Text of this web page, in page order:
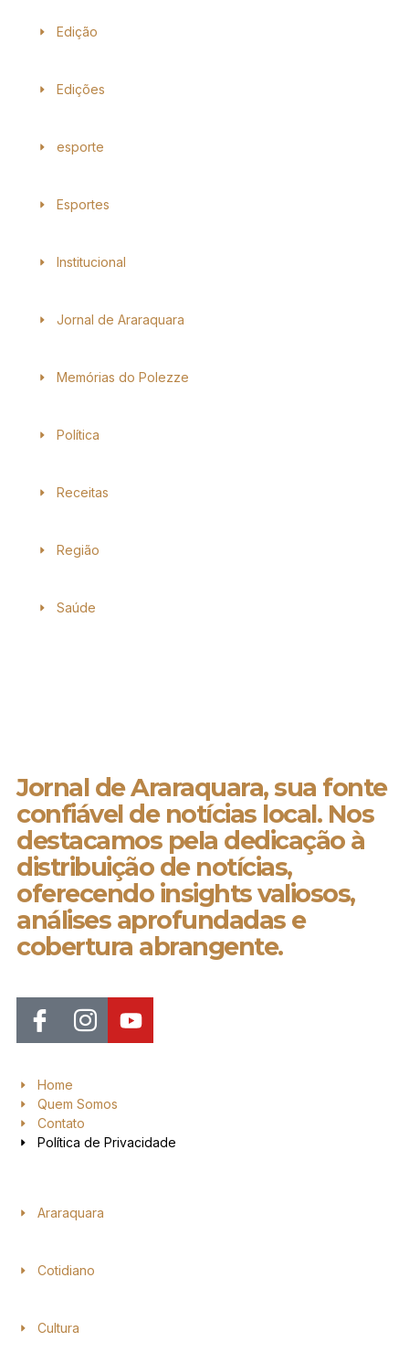
Edição
Edições
esporte
Esportes
Institucional
Jornal de Araraquara
Memórias do Polezze
Política
Receitas
Região
Saúde
Jornal de Araraquara, sua fonte
confiável de notícias local. Nos
destacamos pela dedicação à
distribuição de notícias,
oferecendo insights valiosos,
análises aprofundadas e
cobertura abrangente.
Home
Quem Somos
Contato
Política de Privacidade
Araraquara
Cotidiano
Cultura